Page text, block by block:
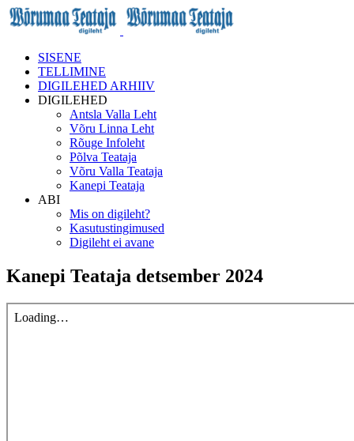
SISENE
TELLIMINE
DIGILEHED ARHIIV
DIGILEHED
Antsla Valla Leht
Võru Linna Leht
Rõuge Infoleht
Põlva Teataja
Võru Valla Teataja
Kanepi Teataja
ABI
Mis on digileht?
Kasutustingimused
Digileht ei avane
Kanepi Teataja detsember 2024